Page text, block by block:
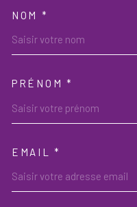
NOM *
PRÉNOM *
EMAIL *